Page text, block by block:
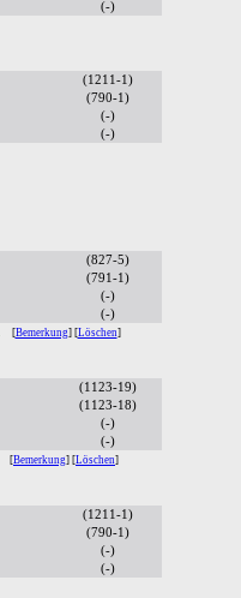
(-)
(1211-1)
(790-1)
(-)
(-)
(827-5)
(791-1)
(-)
(-)
[Bemerkung] [Löschen]
(1123-19)
(1123-18)
(-)
(-)
[Bemerkung] [Löschen]
(1211-1)
(790-1)
(-)
(-)